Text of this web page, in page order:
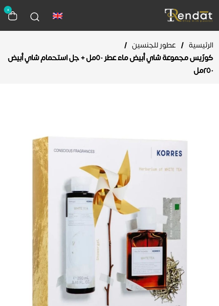
0
الرئيسية / عطور للجنسين /
كورّيس مجموعة شاي أبيض ماء عطر ٥٠مل + جل استحمام شاي أبيض
٢٥٠مل